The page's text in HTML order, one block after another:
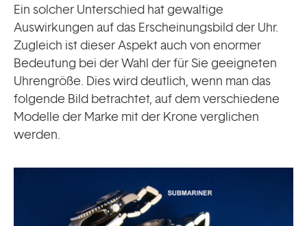
Ein solcher Unterschied hat gewaltige
Auswirkungen auf das Erscheinungsbild der Uhr.
Zugleich ist dieser Aspekt auch von enormer
Bedeutung bei der Wahl der für Sie geeigneten
Uhrengröße. Dies wird deutlich, wenn man das
folgende Bild betrachtet, auf dem verschiedene
Modelle der Marke mit der Krone verglichen
werden.